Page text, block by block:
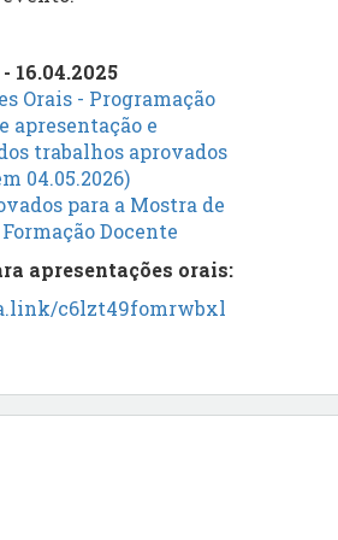
16.04.2025
Orais - Programação
apresentação e
trabalhos aprovados
04.05.2026)
para a Mostra de
Docente
apresentações orais:
c6lzt49fomrwbxl